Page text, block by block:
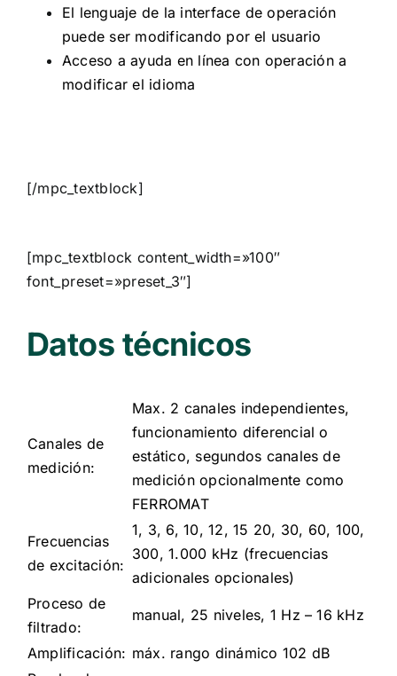
El lenguaje de la interface de operación
puede ser modificando por el usuario
Acceso a ayuda en línea con operación a
modificar el idioma
[/mpc_textblock]
[mpc_textblock content_width=»100″
font_preset=»preset_3″]
Datos técnicos
Canales de
medición:
Max. 2 canales independientes,
funcionamiento diferencial o
estático, segundos canales de
medición opcionalmente como
FERROMAT
Frecuencias
de excitación:
1, 3, 6, 10, 12, 15 20, 30, 60, 100,
300, 1.000 kHz (frecuencias
adicionales opcionales)
Proceso de
filtrado:
manual, 25 niveles, 1 Hz – 16 kHz
Amplificación: máx. rango dinámico 102 dB